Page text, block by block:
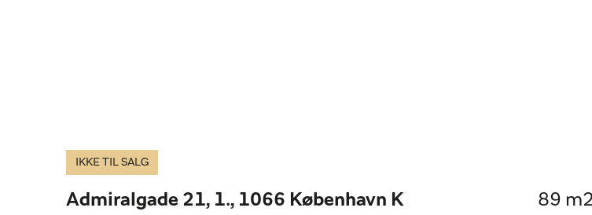
IKKE TIL SALG
Admiralgade 21, 1., 1066 København K 89